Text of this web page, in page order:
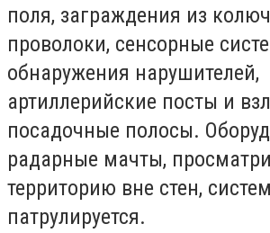
поля, заграждения из
проволоки, сенсорные
обнаружения нарушителей,
артиллерийские посты и
посадочные полосы.
радарные мачты,
территорию вне стен,
патрулируется.